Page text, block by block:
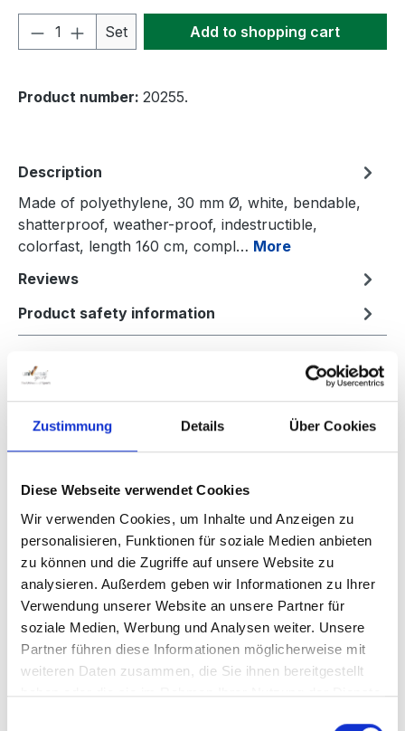
Zustimmung Details Über Cookies
Diese Webseite verwendet Cookies
Wir verwenden Cookies, um Inhalte und Anzeigen zu
personalisieren, Funktionen für soziale Medien anbieten
zu können und die Zugriffe auf unsere Website zu
analysieren. Außerdem geben wir Informationen zu Ihrer
Verwendung unserer Website an unsere Partner für
soziale Medien, Werbung und Analysen weiter. Unsere
Partner führen diese Informationen möglicherweise mit
weiteren Daten zusammen, die Sie ihnen bereitgestellt
haben oder die sie im Rahmen Ihrer Nutzung der Dienste
Product Quantity: Enter the desired
Set Add to shopping cart
Product number: 20255.
Description
Made of polyethylene, 30 mm Ø, white, bendable,
shatterproof, weather-proof, indestructible,
colorfast, length 160 cm, compl… More
Reviews
Product safety information
Skip product gallery
Accessory Items